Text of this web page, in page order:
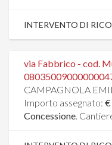
INTERVENTO DI
via Fabbrico - cod.
CAMPAGNOLA
Importo assegnato: €
Concessione.